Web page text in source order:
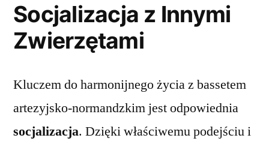
Socjalizacja z Innymi
Zwierzętami
Kluczem do harmonijnego życia z bassetem
artezyjsko-normandzkim jest odpowiednia
socjalizacja. Dzięki właściwemu podejściu i